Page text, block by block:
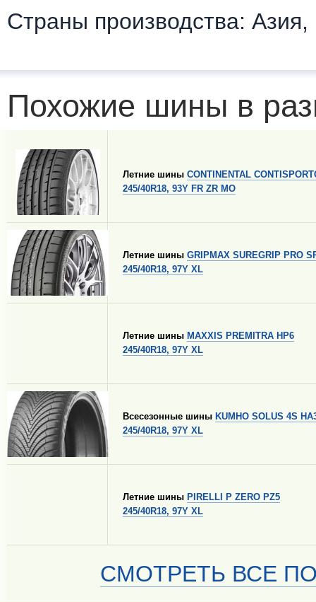
Страны производства: Азия,
Похожие шины в
Летние шины CONTINENTAL
245/40R18, 93Y FR ZR MO
Летние шины GRIPMAX SUREGRIP PRO
245/40R18, 97Y XL
Летние шины MAXXIS PREMITRA HP6
245/40R18, 97Y XL
Всесезонные шины KUMHO SOLUS 4S
245/40R18, 97Y XL
Летние шины PIRELLI P ZERO PZ5
245/40R18, 97Y XL
СМОТРЕТЬ ВСЕ